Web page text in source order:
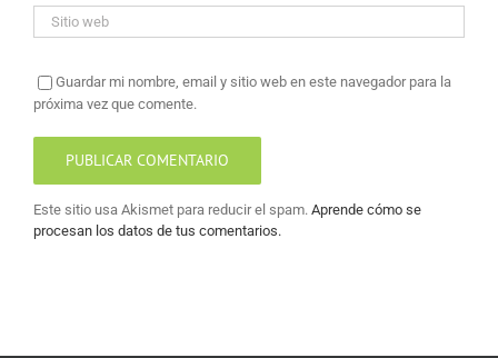
Guardar mi nombre, email y sitio web en este navegador para la
próxima vez que comente.
Este sitio usa Akismet para reducir el spam. Aprende cómo se
procesan los datos de tus comentarios.